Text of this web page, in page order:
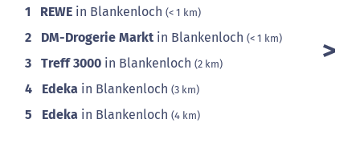
1 REWE in Blankenloch (< 1 km)
2 DM-Drogerie Markt in Blankenloch (< 1 km)
3 Treff 3000 in Blankenloch (2 km)
4 Edeka in Blankenloch (3 km)
5 Edeka in Blankenloch (4 km)